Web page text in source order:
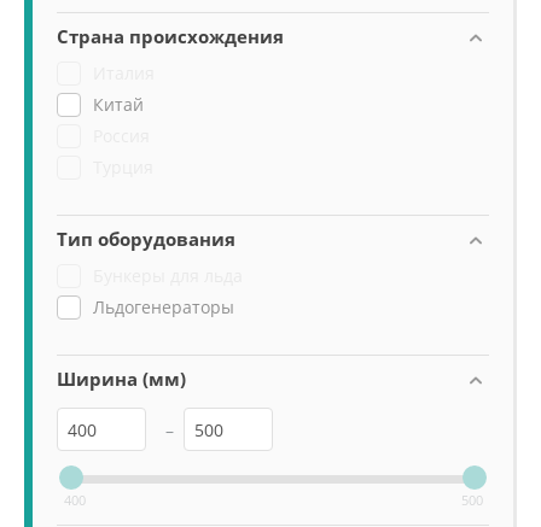
Страна происхождения
Китай
Тип оборудования
Льдогенераторы
Ширина (мм)
–
400 500